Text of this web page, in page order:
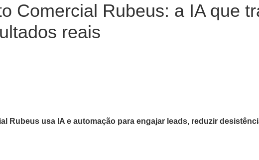
Comercial Rubeus: a IA que
reais
Rubeus usa IA e automação para engajar leads, reduzir